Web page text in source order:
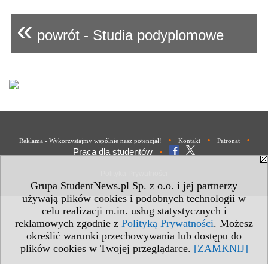
Grupa StudentNews.pl Sp. z o.o. i jej partnerzy
używają plików cookies i podobnych technologii w
celu realizacji m.in. usług statystycznych i
reklamowych zgodnie z Polityką Prywatności. Możesz
określić warunki przechowywania lub dostępu do
plików cookies w Twojej przeglądarce. [ZAMKNIJ]
« powrót - Studia podyplomowe
Reklama - Wykorzystajmy wspólnie nasz potencjał! • Kontakt • Patronat •
Praca dla studentów •